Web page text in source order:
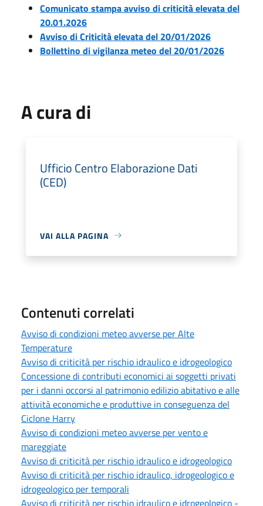
Comunicato stampa avviso di criticità elevata del
20.01.2026
Avviso di Criticità elevata del 20/01/2026
Bollettino di vigilanza meteo del 20/01/2026
A cura di
Ufficio Centro Elaborazione Dati
(CED)
VAI ALLA PAGINA
Contenuti correlati
Avviso di condizioni meteo avverse per Alte
Temperature
Avviso di criticità per rischio idraulico e idrogeologico
Concessione di contributi economici ai soggetti privati
per i danni occorsi al patrimonio edilizio abitativo e alle
attività economiche e produttive in conseguenza del
Ciclone Harry
Avviso di condizioni meteo avverse per vento e
mareggiate
Avviso di criticità per rischio idraulico e idrogeologico
Avviso di criticità per rischio idraulico, idrogeologico e
idrogeologico per temporali
Avviso di criticità per rischio idraulico e idrogeologico -